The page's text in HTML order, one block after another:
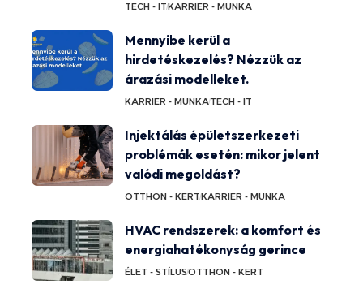
TECH - ITKARRIER - MUNKA
Mennyibe kerül a
hirdetéskezelés? Nézzük az
árazási modelleket.
KARRIER - MUNKATECH - IT
Injektálás épületszerkezeti
problémák esetén: mikor jelent
valódi megoldást?
OTTHON - KERTKARRIER - MUNKA
HVAC rendszerek: a komfort és
energiahatékonyság gerince
ÉLET - STÍLUSOTTHON - KERT